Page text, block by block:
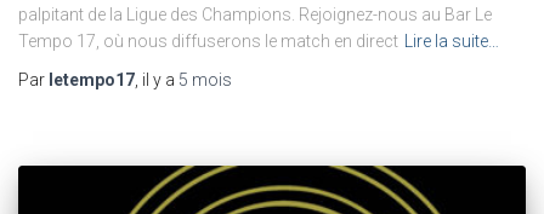
palpitant de la Ligue des Champions. Rejoignez-nous au Bar Le
Tempo 17, où nous diffuserons le match en direct Lire la suite…
Par letempo17, il y a 5 mois